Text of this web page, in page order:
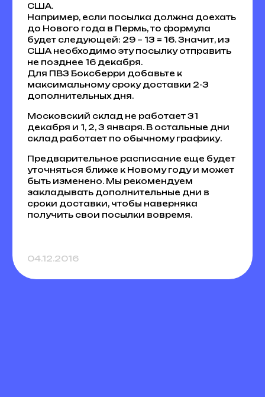
США.
Например, если посылка должна доехать
до Нового года в Пермь, то формула
будет следующей: 29 – 13 = 16. Значит, из
США необходимо эту посылку отправить
не позднее 16 декабря.
Для ПВЗ Боксберри добавьте к
максимальному сроку доставки 2-3
дополнительных дня.
Московский склад не работает 31
декабря и 1, 2, 3 января. В остальные дни
склад работает по обычному графику.
Предварительное расписание еще будет
уточняться ближе к Новому году и может
быть изменено. Мы рекомендуем
закладывать дополнительные дни в
сроки доставки, чтобы наверняка
получить свои посылки вовремя.
04.12.2016